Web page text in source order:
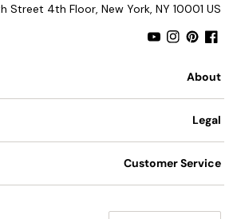
Street 4th Floor, New York, NY 10001 US
About
Legal
Customer Service